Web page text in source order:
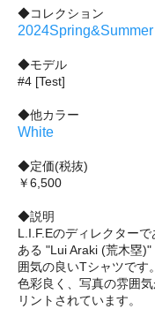
◆コレクション
2024Spring&Summer
◆モデル
#4 [Test]
◆他カラー
White
◆定価(税抜)
￥6,500
◆説明
L.I.F.Eのディレクター
ある "Lui Araki (荒木塁
囲気の良いTシャツです。
色彩良く、写真の雰囲
リントされています。